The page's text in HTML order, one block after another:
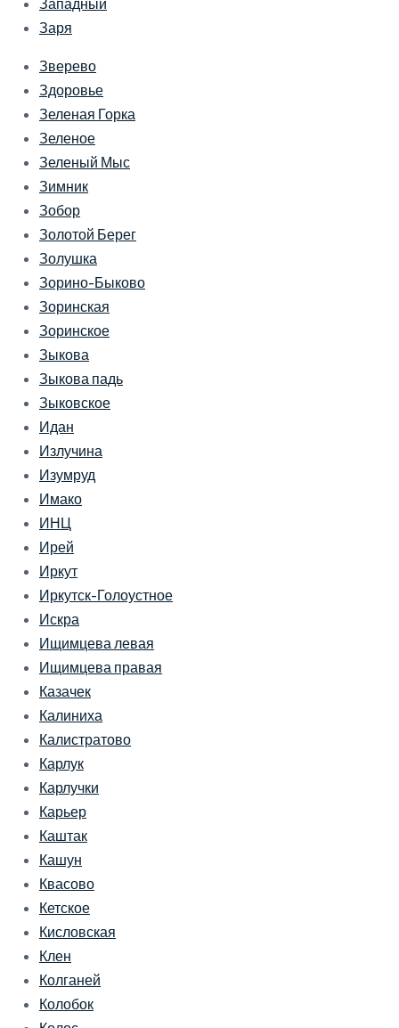
Заря
Зверево
Здоровье
Зеленая Горка
Зеленое
Зеленый Мыс
Зимник
Зобор
Золотой Берег
Золушка
Зорино-Быково
Зоринская
Зоринское
Зыкова
Зыкова падь
Зыковское
Идан
Излучина
Изумруд
Имако
ИНЦ
Ирей
Иркут
Иркутск-Голоустное
Искра
Ищимцева левая
Ищимцева правая
Казачек
Калиниха
Калистратово
Карлук
Карлучки
Карьер
Каштак
Кашун
Квасово
Кетское
Кисловская
Клен
Колганей
Колобок